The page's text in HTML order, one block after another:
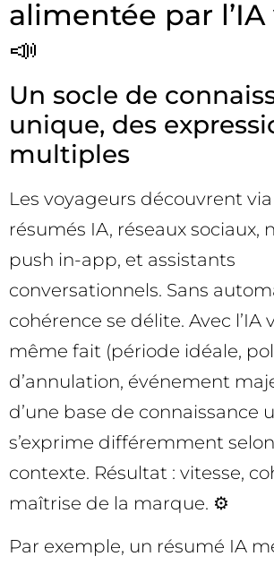
alimentée par
📣
Un socle de
unique, des
multiples
Les voyageurs découvrent via
résumés IA, réseaux sociaux,
push in-app, et assistants
conversationnels. Sans
cohérence se délite. Avec l’IA
même fait (période idéale,
d’annulation, événement
d’une base de connaissance
s’exprime différemment
contexte. Résultat : vitesse,
maîtrise de la marque. ⚙️
Par exemple, un résumé IA